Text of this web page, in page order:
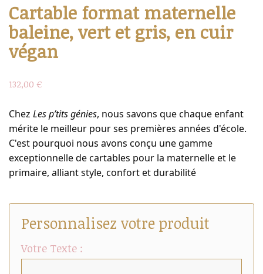
Cartable format maternelle
baleine, vert et gris, en cuir
végan
132,00 €
Chez Les p’tits génies, nous savons que chaque enfant
mérite le meilleur pour ses premières années d'école.
C'est pourquoi nous avons conçu une gamme
exceptionnelle de cartables pour la maternelle et le
primaire, alliant style, confort et durabilité
Personnalisez votre produit
Votre Texte :